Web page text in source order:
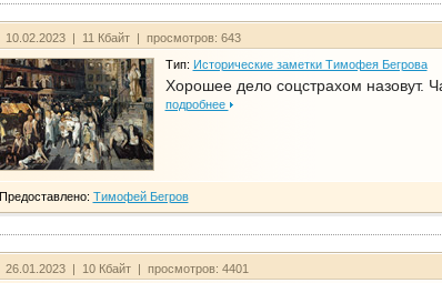
10.02.2023 | 11 Кбайт | просмотров: 643
Тип: Исторические заметки Тимофея Бегрова
Хорошее дело соцстрахом назовут.
подробнее
Предоставлено: Тимофей Бегров
26.01.2023 | 10 Кбайт | просмотров: 4401